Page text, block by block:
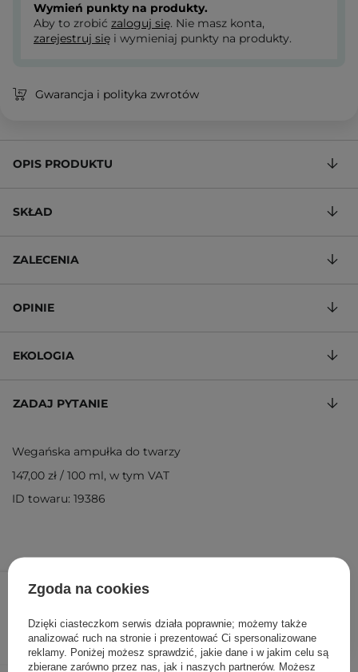
73,50 zł 105,00 zł
DODAJ DO KOSZYKA
Wymień punkty na produkty.
Aby to zrobić zaloguj się. Nie masz konta,
zarejestruj się i wymieniaj punkty na produkty.
Gwarancja i polityka zwrotów
OPIS PRODUKTU
SKŁAD
ZALECENIA
OPINIE
EKOLOGIA
ZADAJ PYTANIE
Wegańska ampułka do twarzy
147,00 zł / 100 ml, w tym VAT
ID towaru: 19386
Zgoda na cookies
Dzięki ciasteczkom serwis działa poprawnie; możemy także
analizować ruch na stronie i prezentować Ci spersonalizowane
reklamy. Poniżej możesz sprawdzić, jakie dane i w jakim celu są
zbierane zarówno przez nas, jak i naszych partnerów. Możesz